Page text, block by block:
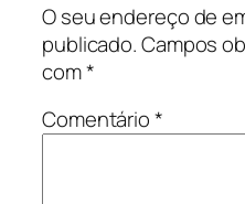
O seu endereço de
publicado.Campos
com*
Comentário*